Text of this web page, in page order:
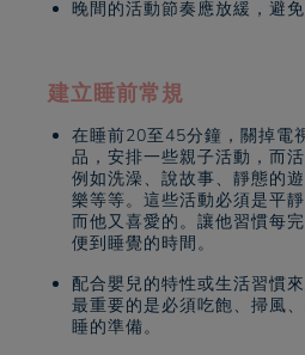
晚間的活動節奏應放緩，避免
建立睡前常規
在睡前20至45分鐘，關掉電
品，安排一些親子活動，而
例如洗澡、說故事、靜態的
樂等等。這些活動必須是平
而他又喜愛的。讓他習慣每
便到睡覺的時間。
配合嬰兒的特性或生活習慣
最重要的是必須吃飽、掃風
睡的準備。